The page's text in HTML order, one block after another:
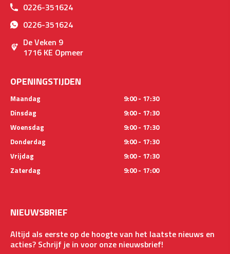
0226-351624
0226-351624
De Veken 9
1716 KE Opmeer
OPENINGSTIJDEN
Maandag
9:00 - 17:30
Dinsdag
9:00 - 17:30
Woensdag
9:00 - 17:30
Donderdag
9:00 - 17:30
Vrijdag
9:00 - 17:30
Zaterdag
9:00 - 17:00
NIEUWSBRIEF
Altijd als eerste op de hoogte van het laatste nieuws en
acties? Schrijf je in voor onze nieuwsbrief!